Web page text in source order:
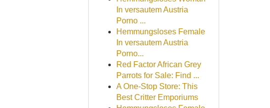
In versautem Austria
Porno ...
Hemmungsloses Female
In versautem Austria
Porno...
Red Factor African Grey
Parrots for Sale: Find ...
A One-Stop Store: This
Best Critter Emporiums